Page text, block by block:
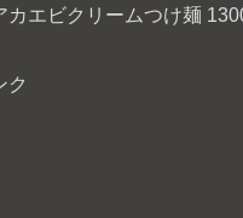
カエビクリームつけ麺
ク